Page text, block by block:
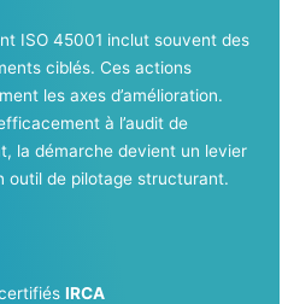
ISO 45001 inclut souvent des
ciblés. Ces actions
les axes d’amélioration.
à l’audit de
la démarche devient un levier
outil de pilotage structurant.
IRCA